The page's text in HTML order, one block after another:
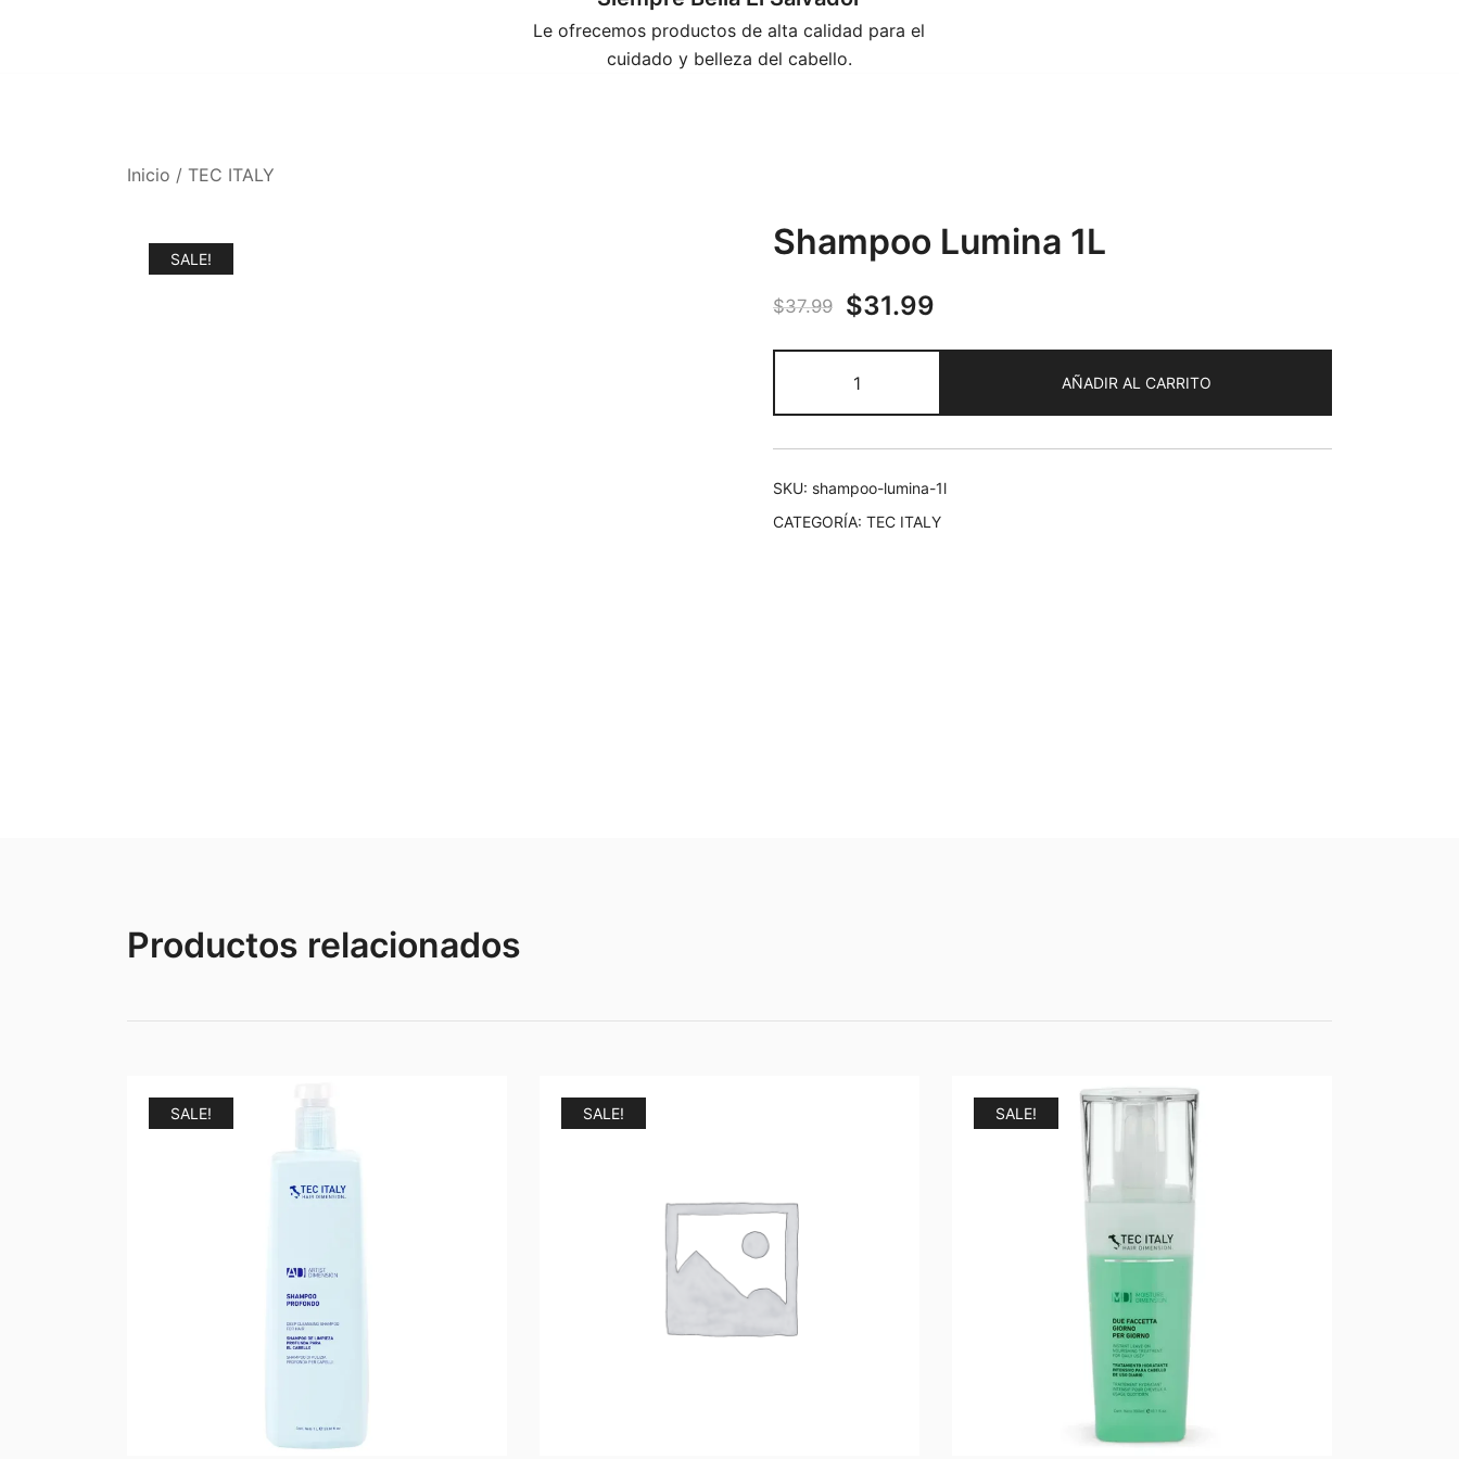
Le ofrecemos productos de alta calidad para el
cuidado y belleza del cabello.
Inicio / TEC ITALY
SALE! Shampoo Lumina 1L
$37.99
Original
price
was:
$31.99
price
Lumina
1L
cantidad
AÑADIR AL CARRITO
SKU: shampoo-lumina-1l
CATEGORÍA: TEC ITALY
Productos relacionados
SALE! SALE! SALE!